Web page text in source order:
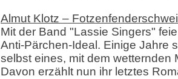
Almut Klotz –
Mit der Band "Lassie Singers"
Anti-Pärchen-Ideal. Einige Jahre
selbst eines, mit dem wetternden
Davon erzählt nun ihr letztes